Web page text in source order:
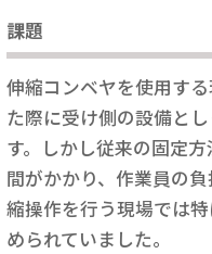
課題
伸縮コンベヤを使用す
た際に受け側の設備と
す。しかし従来の固定
間がかかり、作業員の
縮操作を行う現場では
められていました。